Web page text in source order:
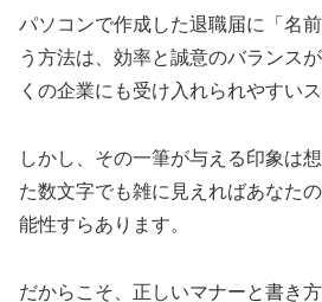
パソコンで作成した退職届に「名
う方法は、効率と誠意のバランス
くの企業にも受け入れられやすいス
しかし、その一筆が与える印象は
た数文字でも雑に見えればあなた
能性すらあります。
だからこそ、正しいマナーと書き